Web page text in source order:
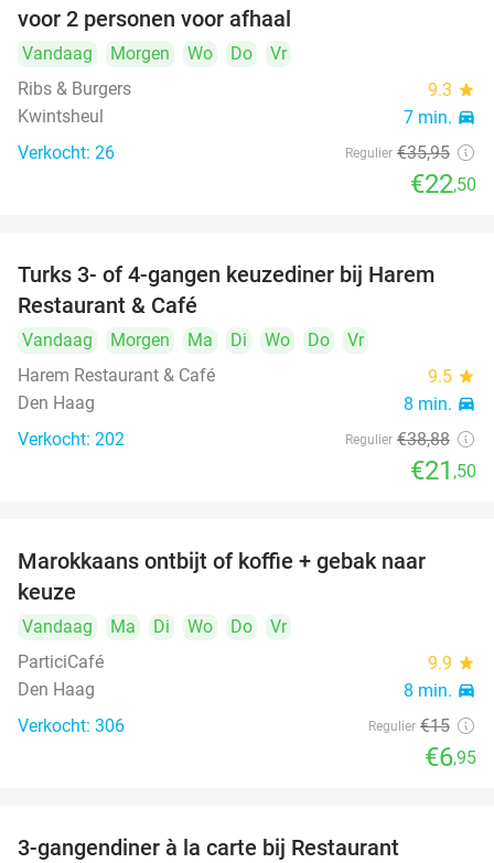
voor 2 personen voor afhaal
Vandaag Morgen Wo Do
Vr
Ribs & Burgers
9.3 star
Kwintsheul 7 min. directions_car
Verkocht: 26 Regulier €35,95
€22,50
45%
Turks 3- of 4-gangen keuzediner bij Harem
Restaurant & Café
Vandaag Morgen Ma Di Wo Do
Vr
Harem Restaurant & Café
9.5 star
Den Haag 8 min. directions_car
Verkocht: 202 Regulier €38,88
€21 ,50
Marokkaans ontbijt of koffie + gebak naar
keuze
Vandaag Ma Di Wo Do
Vr
ParticiCafé
9.9 star
Den Haag 8 min. directions_car
Verkocht: 306 Regulier €15
€6,95
3-gangendiner à la carte bij Restaurant